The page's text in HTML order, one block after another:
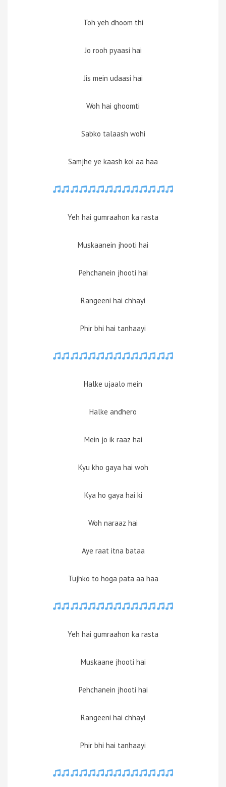
Toh yeh dhoom thi
Jo rooh pyaasi hai
Jis mein udaasi hai
Woh hai ghoomti
Sabko talaash wohi
Samjhe ye kaash koi aa haa
Yeh hai gumraahon ka rasta
Muskaanein jhooti hai
Pehchanein jhooti hai
Rangeeni hai chhayi
Phir bhi hai tanhaayi
Halke ujaalo mein
Halke andhero
Mein jo ik raaz hai
Kyu kho gaya hai woh
Kya ho gaya hai ki
Woh naraaz hai
Aye raat itna bataa
Tujhko to hoga pata aa haa
Yeh hai gumraahon ka rasta
Muskaane jhooti hai
Pehchanein jhooti hai
Rangeeni hai chhayi
Phir bhi hai tanhaayi